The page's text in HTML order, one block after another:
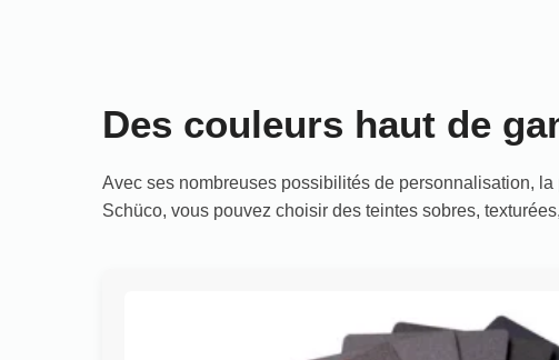
Des couleurs haut de
Avec ses nombreuses possibilités de personnalisation,
Schüco, vous pouvez choisir des teintes sobres,